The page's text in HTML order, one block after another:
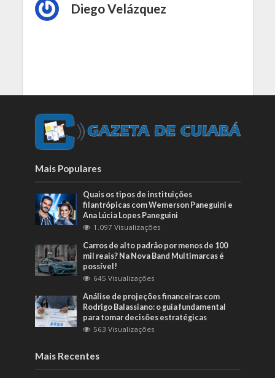
Diego Velázquez
Mais Populares
Quais os tipos de instituições
filantrópicas com Wemerson Paneguini e
Ana Lúcia Lopes Paneguini
1.097 Visualizações
Carros de alto padrão por menos de 100
mil reais? Na Nova Band Multimarcas é
possível!
645 Visualizações
Análise de projeções financeiras com
Rodrigo Balassiano: o guia fundamental
para tomar decisões estratégicas
563 Visualizações
Mais Recentes